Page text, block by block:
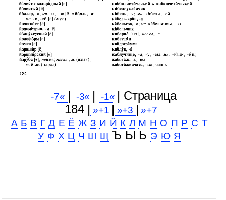
-7« | -3« | -1« | Cтраница
184 | »+1 | »+3 | »+7
А Б В Г Д Е Ё Ж З И Й К Л М Н О П Р С Т
У Ф Х Ц Ч Ш Щ Ъ Ы Ь Э Ю Я